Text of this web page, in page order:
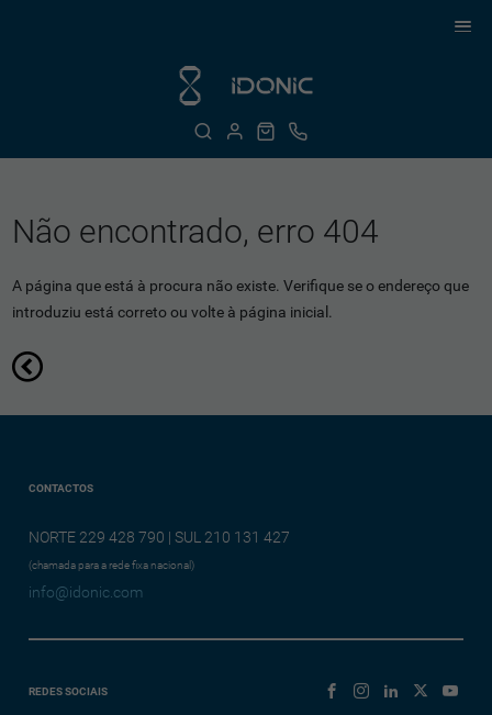
Não encontrado, erro 404
A página que está à procura não existe. Verifique se o endereço que
introduziu está correto ou volte à página inicial.
CONTACTOS
NORTE 229 428 790 | SUL 210 131 427
(chamada para a rede fixa nacional)
info@idonic.com
REDES SOCIAIS